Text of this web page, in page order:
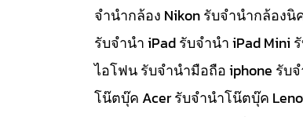
จำนำกล้อง Nikon รับจำนำกล้อง
รับจำนำ iPad รับจำนำ iPad Mini
ไอโฟน รับจำนำมือถือ iphone รับ
โน๊ตบุ๊ค Acer รับจำนำโน๊ตบุ๊ค